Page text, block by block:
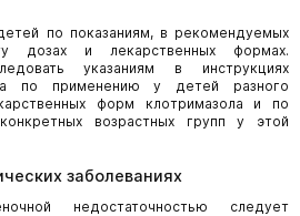
по показаниям, в рекомендуемых
дозах и лекарственных формах.
указаниям в инструкциях
по применению у детей разного
форм клотримазола и по
возрастных групп у этой
заболеваниях
недостаточностью следует